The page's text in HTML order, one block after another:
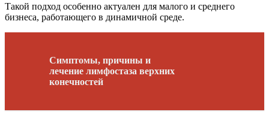
Такой подход особенно актуален для малого и среднего
бизнеса, работающего в динамичной среде.
Симптомы, причины и
лечение лимфостаза верхних
конечностей